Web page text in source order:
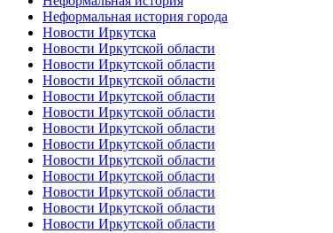
Неформальная история города
Новости Иркутска
Новости Иркутской области
Новости Иркутской области
Новости Иркутской области
Новости Иркутской области
Новости Иркутской области
Новости Иркутской области
Новости Иркутской области
Новости Иркутской области
Новости Иркутской области
Новости Иркутской области
Новости Иркутской области
Новости Иркутской области